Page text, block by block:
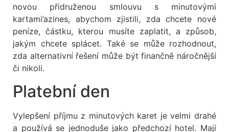
novou přidruženou smlouvu s minutovými
kartami’azines, abychom zjistili, zda chcete nové
peníze, částku, kterou musíte zaplatit, a způsob,
jakým chcete splácet. Také se může rozhodnout,
zda alternativní řešení může být finančně náročnější
či nikoli.
Platební den
Vylepšení příjmu z minutových karet je velmi drahé
a používá se jednoduše jako předchozí hotel. Mají